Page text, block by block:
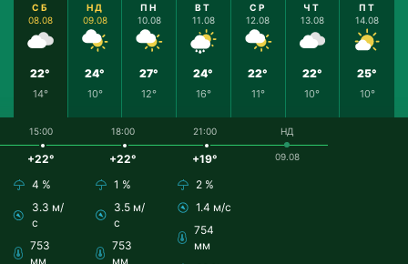
СБ
08.08
22°
14°
НД
09.08
24°
10°
ПН
10.08
27°
12°
ВТ
11.08
24°
16°
СР
12.08
22°
11°
ЧТ
13.08
22°
10°
ПТ
14.08
25°
10°
15:00
+22°
4 %
3.3 м/
с
753
мм
18:00
+22°
1 %
3.5 м/
с
753
мм
21:00
+19°
2 %
1.4 м/с
754
мм
НД
09.08